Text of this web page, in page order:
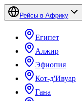
Рейсы в Африку
Египет
Алжир
Эфиопия
Кот-д'Ивуар
Гана